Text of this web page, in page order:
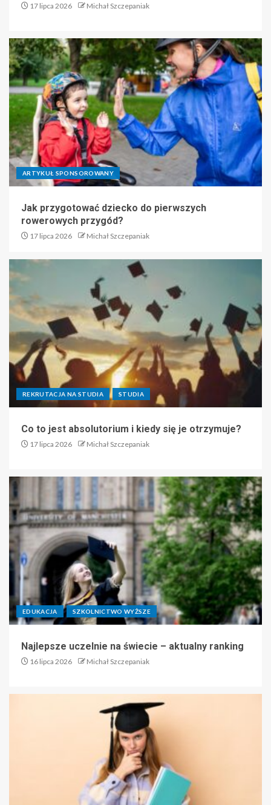
17 lipca 2026 Michał Szczepaniak
ARTYKUŁ SPONSOROWANY
Jak przygotować dziecko do pierwszych
rowerowych przygód?
17 lipca 2026 Michał Szczepaniak
REKRUTACJA NA STUDIA STUDIA
Co to jest absolutorium i kiedy się je otrzymuje?
17 lipca 2026 Michał Szczepaniak
EDUKACJA SZKOLNICTWO WYŻSZE
Najlepsze uczelnie na świecie – aktualny ranking
16 lipca 2026 Michał Szczepaniak